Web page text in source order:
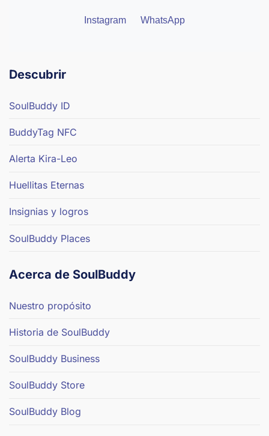
Instagram WhatsApp
Descubrir
SoulBuddy ID
BuddyTag NFC
Alerta Kira-Leo
Huellitas Eternas
Insignias y logros
SoulBuddy Places
Acerca de SoulBuddy
Nuestro propósito
Historia de SoulBuddy
SoulBuddy Business
SoulBuddy Store
SoulBuddy Blog